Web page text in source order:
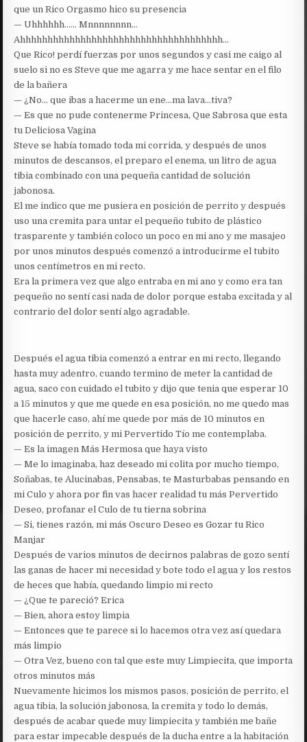
que un Rico Orgasmo hico su presencia
— Uhhhhhh…… Mnnnnnnnn…
Ahhhhhhhhhhhhhhhhhhhhhhhhhhhhhhhhhhhhh…
Que Rico! perdí fuerzas por unos segundos y casi me caigo al
suelo si no es Steve que me agarra y me hace sentar en el filo
de la bañera
— ¿No… que ibas a hacerme un ene…ma lava…tiva?
— Es que no pude contenerme Princesa, Que Sabrosa que esta
tu Deliciosa Vagina
Steve se había tomado toda mi corrida, y después de unos
minutos de descansos, el preparo el enema, un litro de agua
tibia combinado con una pequeña cantidad de solución
jabonosa.
El me indico que me pusiera en posición de perrito y después
uso una cremita para untar el pequeño tubito de plástico
trasparente y también coloco un poco en mi ano y me masajeo
por unos minutos después comenzó a introducirme el tubito
unos centímetros en mi recto.
Era la primera vez que algo entraba en mi ano y como era tan
pequeño no sentí casi nada de dolor porque estaba excitada y al
contrario del dolor sentí algo agradable.
Después el agua tibia comenzó a entrar en mi recto, llegando
hasta muy adentro, cuando termino de meter la cantidad de
agua, saco con cuidado el tubito y dijo que tenia que esperar 10
a 15 minutos y que me quede en esa posición, no me quedo mas
que hacerle caso, ahí me quede por más de 10 minutos en
posición de perrito, y mi Pervertido Tío me contemplaba.
— Es la imagen Más Hermosa que haya visto
— Me lo imaginaba, haz deseado mi colita por mucho tiempo,
Soñabas, te Alucinabas, Pensabas, te Masturbabas pensando en
mi Culo y ahora por fin vas hacer realidad tu más Pervertido
Deseo, profanar el Culo de tu tierna sobrina
— Si, tienes razón, mi más Oscuro Deseo es Gozar tu Rico
Manjar
Después de varios minutos de decirnos palabras de gozo sentí
las ganas de hacer mi necesidad y bote todo el agua y los restos
de heces que había, quedando limpio mi recto
— ¿Que te pareció? Erica
— Bien, ahora estoy limpia
— Entonces que te parece si lo hacemos otra vez así quedara
más limpio
— Otra Vez, bueno con tal que este muy Limpiecita, que importa
otros minutos más
Nuevamente hicimos los mismos pasos, posición de perrito, el
agua tibia, la solución jabonosa, la cremita y todo lo demás,
después de acabar quede muy limpiecita y también me bañe
para estar impecable después de la ducha entre a la habitación